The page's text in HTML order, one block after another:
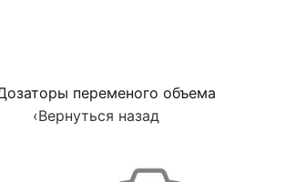
переменого объема
‹Вернуться назад